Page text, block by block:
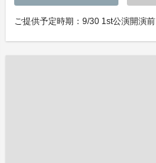
ご提供予定時期：9/30 1st公演開演前